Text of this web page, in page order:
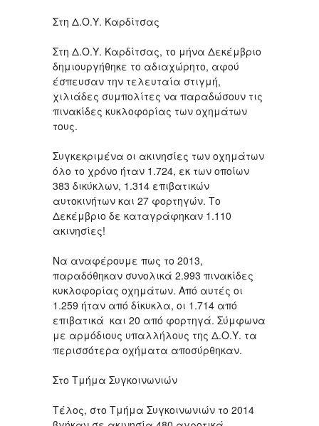
Στη Δ.Ο.Υ. Καρδίτσας
Στη Δ.Ο.Υ. Καρδίτσας, το μήνα Δεκέμβριο
δημιουργήθηκε το αδιαχώρητο, αφού
έσπευσαν την τελευταία στιγμή,
χιλιάδες συμπολίτες να παραδώσουν τις
πινακίδες κυκλοφορίας των οχημάτων
τους.
Συγκεκριμένα οι ακινησίες των οχημάτων
όλο το χρόνο ήταν 1.724, εκ των οποίων
383 δικύκλων, 1.314 επιβατικών
αυτοκινήτων και 27 φορτηγών. Το
Δεκέμβριο δε καταγράφηκαν 1.110
ακινησίες!
Να αναφέρουμε πως το 2013,
παραδόθηκαν συνολικά 2.993 πινακίδες
κυκλοφορίας οχημάτων. Από αυτές οι
1.259 ήταν από δίκυκλα, οι 1.714 από
επιβατικά και 20 από φορτηγά. Σύμφωνα
με αρμόδιους υπαλλήλους της Δ.Ο.Υ. τα
περισσότερα οχήματα αποσύρθηκαν.
Στο Τμήμα Συγκοινωνιών
Τέλος, στο Τμήμα Συγκοινωνιών το 2014